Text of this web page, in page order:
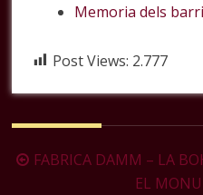
Memoria dels
Post Views: 2.777
Navegación
FABRICA DAMM – LA
EL